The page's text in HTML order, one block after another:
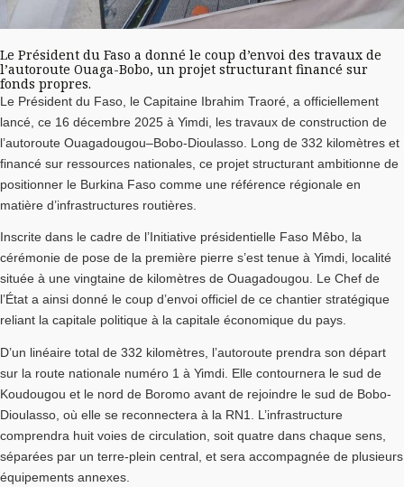
Le Président du Faso a donné le coup d’envoi des travaux de
l’autoroute Ouaga-Bobo, un projet structurant financé sur
fonds propres.
Le Président du Faso, le Capitaine Ibrahim Traoré, a officiellement
lancé, ce 16 décembre 2025 à Yimdi, les travaux de construction de
l’autoroute Ouagadougou–Bobo-Dioulasso. Long de 332 kilomètres et
financé sur ressources nationales, ce projet structurant ambitionne de
positionner le Burkina Faso comme une référence régionale en
matière d’infrastructures routières.
Inscrite dans le cadre de l’Initiative présidentielle Faso Mêbo, la
cérémonie de pose de la première pierre s’est tenue à Yimdi, localité
située à une vingtaine de kilomètres de Ouagadougou. Le Chef de
l’État a ainsi donné le coup d’envoi officiel de ce chantier stratégique
reliant la capitale politique à la capitale économique du pays.
D’un linéaire total de 332 kilomètres, l’autoroute prendra son départ
sur la route nationale numéro 1 à Yimdi. Elle contournera le sud de
Koudougou et le nord de Boromo avant de rejoindre le sud de Bobo-
Dioulasso, où elle se reconnectera à la RN1. L’infrastructure
comprendra huit voies de circulation, soit quatre dans chaque sens,
séparées par un terre-plein central, et sera accompagnée de plusieurs
équipements annexes.